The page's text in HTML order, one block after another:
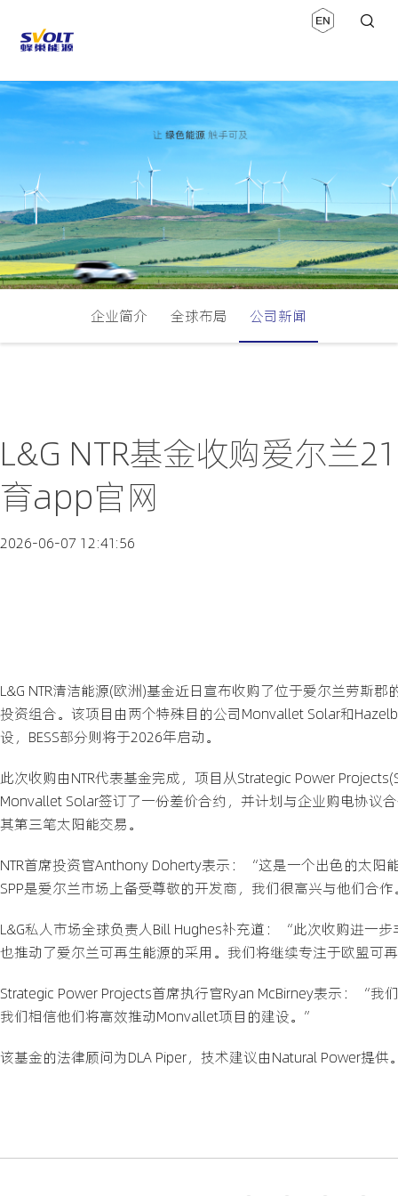
企业简介 全球布局 公司新闻
L&G NTR基金收购爱尔兰
育app官网
2026-06-07 12:41:56
L&G NTR清洁能源(欧洲)基金近日宣布收购了位于爱尔兰劳斯
投资组合。该项目由两个特殊目的公司Monvallet Solar和
设，BESS部分则将于2026年启动。
此次收购由NTR代表基金完成，项目从Strategic Power
Monvallet Solar签订了一份差价合约，并计划与企业购电协议
其第三笔太阳能交易。
NTR首席投资官Anthony Doherty表示：“这是一个出色的太阳
SPP是爱尔兰市场上备受尊敬的开发商，我们很高兴与他们合
L&G私人市场全球负责人Bill Hughes补充道：“此次收购进一
也推动了爱尔兰可再生能源的采用。我们将继续专注于欧盟可
Strategic Power Projects首席执行官Ryan McBirney表示：“我
我们相信他们将高效推动Monvallet项目的建设。”
该基金的法律顾问为DLA Piper，技术建议由Natural Power提